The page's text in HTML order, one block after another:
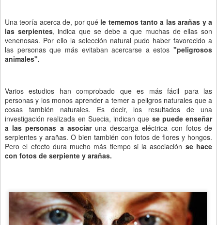
Una teoría acerca de, por qué le tememos tanto a las arañas y a
las serpientes, indica que se debe a que muchas de ellas son
venenosas. Por ello la selección natural pudo haber favorecido a
las personas que más evitaban acercarse a estos "peligrosos
animales".
Varios estudios han comprobado que es más fácil para las
personas y los monos aprender a temer a peligros naturales que a
cosas también naturales. Es decir, los resultados de una
investigación realizada en Suecia, indican que se puede enseñar
a las personas a asociaruna descarga eléctrica con fotos de
serpientes y arañas. O bien también con fotos de flores y hongos.
Pero el efecto dura mucho más tiempo si la asociación se hace
con fotos de serpiente y arañas.